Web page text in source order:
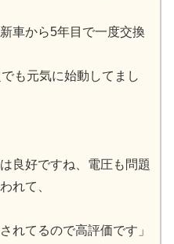
車から5年目で一度交換
も元気に始動してまし
良好ですね、電圧も問題
れて、
れてるので高評価です」